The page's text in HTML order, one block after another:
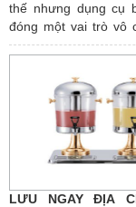
thế nhưng dụng cụ
đóng một vai trò vô
trọng tại các bữa
yếu tố quyết định sự
hay thất bại của
buffet. Hãy tham
chỉ bán dụng cụ
đẹp, độc đáo và ấn
LƯU NGAY ĐỊA